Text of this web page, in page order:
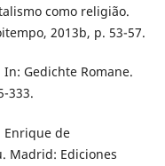
como religião.
2013b, p. 53-57.
Gedichte Romane.
333.
Enrique de
Madrid: Ediciones